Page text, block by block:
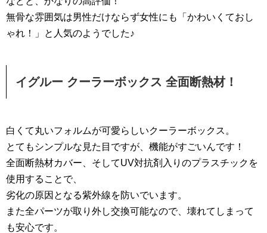
無骨な雰囲気は男性だけならず女性にも「かわいくておし
ゃれ！」と人気のようでした♪
イグルー クーラーボックス 全面断熱材！
白くて丸いフォルムが可愛らしいクーラーボックス。
とてもシンプルな見た目ですが、機能がすごいんです！
全面断熱材カバー、そしてUV対抗剤入りのプラスチックを
使用することで、
劣化の原因となる紫外線を防いでいます。
また全パーツが取り外し交換可能なので、壊れてしまって
も安心です。